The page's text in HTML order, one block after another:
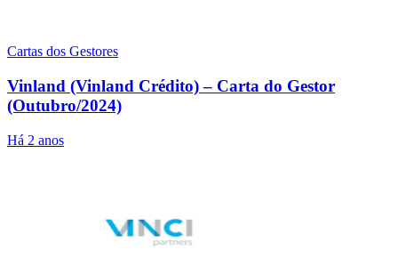
Cartas dos Gestores
Vinland (Vinland Crédito) – Carta do Gestor
(Outubro/2024)
Há 2 anos